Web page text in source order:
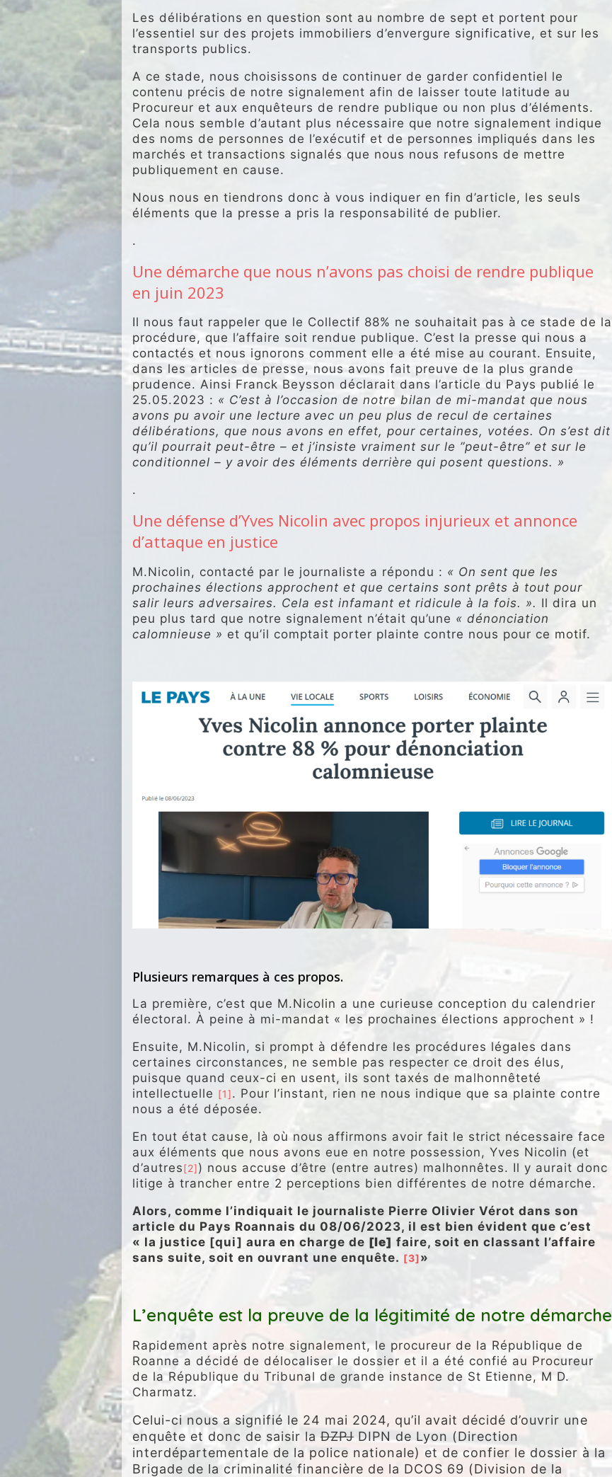
Les délibérations en question sont au nombre de sept et portent pour
l’essentiel sur des projets immobiliers d’envergure significative, et sur les
transports publics.
A ce stade, nous choisissons de continuer de garder confidentiel le
contenu précis de notre signalement afin de laisser toute latitude au
Procureur et aux enquêteurs de rendre publique ou non plus d’éléments.
Cela nous semble d’autant plus nécessaire que notre signalement indique
des noms de personnes de l’exécutif et de personnes impliqués dans les
marchés et transactions signalés que nous nous refusons de mettre
publiquement en cause.
Nous nous en tiendrons donc à vous indiquer en fin d’article, les seuls
éléments que la presse a pris la responsabilité de publier.
.
Une démarche que nous n’avons pas choisi de rendre publique
en juin 2023
Il nous faut rappeler que le Collectif 88% ne souhaitait pas à ce stade de la
procédure, que l’affaire soit rendue publique. C’est la presse qui nous a
contactés et nous ignorons comment elle a été mise au courant. Ensuite,
dans les articles de presse, nous avons fait preuve de la plus grande
prudence. Ainsi Franck Beysson déclarait dans l’article du Pays publié le
25.05.2023 : « C’est à l’occasion de notre bilan de mi-mandat que nous
avons pu avoir une lecture avec un peu plus de recul de certaines
délibérations, que nous avons en effet, pour certaines, votées. On s’est dit
qu’il pourrait peut-être – et j’insiste vraiment sur le ”peut-être” et sur le
conditionnel – y avoir des éléments derrière qui posent questions. »
.
Une défense d’Yves Nicolin avec propos injurieux et annonce
d’attaque en justice
M.Nicolin, contacté par le journaliste a répondu : « On sent que les
prochaines élections approchent et que certains sont prêts à tout pour
salir leurs adversaires. Cela est infamant et ridicule à la fois. ». Il dira un
peu plus tard que notre signalement n’était qu’une « dénonciation
calomnieuse » et qu’il comptait porter plainte contre nous pour ce motif.
Plusieurs remarques à ces propos.
La première, c’est que M.Nicolin a une curieuse conception du calendrier
électoral. À peine à mi-mandat « les prochaines élections approchent » !
Ensuite, M.Nicolin, si prompt à défendre les procédures légales dans
certaines circonstances, ne semble pas respecter ce droit des élus,
puisque quand ceux-ci en usent, ils sont taxés de malhonnêteté
intellectuelle [1]. Pour l’instant, rien ne nous indique que sa plainte contre
nous a été déposée.
En tout état cause, là où nous affirmons avoir fait le strict nécessaire face
aux éléments que nous avons eue en notre possession, Yves Nicolin (et
d’autres[2]) nous accuse d’être (entre autres) malhonnêtes. Il y aurait donc
litige à trancher entre 2 perceptions bien différentes de notre démarche.
Alors, comme l’indiquait le journaliste Pierre Olivier Vérot dans son
article du Pays Roannais du 08/06/2023, il est bien évident que c’est
« la justice [qui] aura en charge de [le] faire, soit en classant l’affaire
sans suite, soit en ouvrant une enquête. [3]»
L’enquête est la preuve de la légitimité de notre démarche
Rapidement après notre signalement, le procureur de la République de
Roanne a décidé de délocaliser le dossier et il a été confié au Procureur
de la République du Tribunal de grande instance de St Etienne, M D.
Charmatz.
Celui-ci nous a signifié le 24 mai 2024, qu’il avait décidé d’ouvrir une
enquête et donc de saisir la DZPJ DIPN de Lyon (Direction
interdépartementale de la police nationale) et de confier le dossier à la
Brigade de la criminalité financière de la DCOS 69 (Division de la